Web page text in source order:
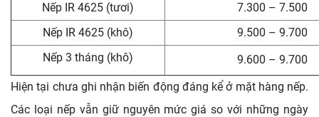
Nếp IR 4625 (tươi)
7.300 – 7.500
Nếp IR 4625 (khô)
9.500 – 9.700
Nếp 3 tháng (khô)
9.600 – 9.700
Hiện tại chưa ghi nhận biến động đáng kể ở mặt hàng nếp.
Các loại nếp vẫn giữ nguyên mức giá so với những ngày